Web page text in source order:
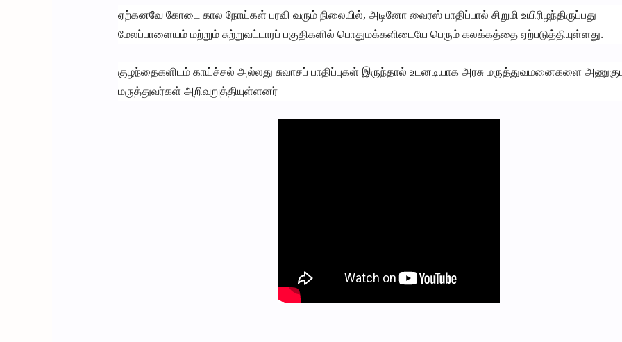
ஏற்கனவே கோடை கால நோய்கள் பரவி வரும் நிலையில், அடினோ வைரஸ் பாதிப்பால் சிறுமி உயிரிழந்திருப்பது
மேலப்பாளையம் மற்றும் சுற்றுவட்டாரப் பகுதிகளில் பொதுமக்களிடையே பெரும் கலக்கத்தை ஏற்படுத்தியுள்ளது.
குழந்தைகளிடம் காய்ச்சல் அல்லது சுவாசப் பாதிப்புகள் இருந்தால் உடனடியாக அரசு மருத்துவமனைகளை
மருத்துவர்கள் அறிவுறுத்தியுள்ளனர்